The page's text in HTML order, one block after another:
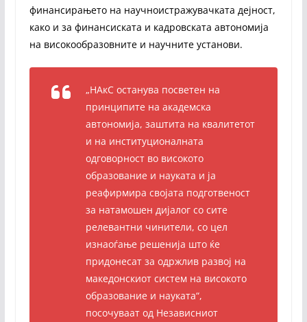
финансирањето на научноистражувачката дејност,
како и за финансиската и кадровската автономија
на високообразовните и научните установи.
„НАкС останува посветен на
принципите на академска
автономија, заштита на квалитетот
и на институционалната
одговорност во високото
образование и науката и ја
реафирмира својата подготвеност
за натамошен дијалог со сите
релевантни чинители, со цел
изнаоѓање решенија што ќе
придонесат за одржлив развој на
македонскиот систем на високото
образование и науката“,
посочуваат од Независниот